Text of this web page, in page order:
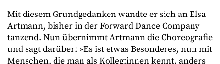
Mit diesem Grundgedanken wandte er sich an Elsa
Artmann, bisher in der Forward Dance Company
tanzend. Nun übernimmt Artmann die Choreografie
und sagt darüber: »Es ist etwas Besonderes, nun mit
Menschen, die man als Kolleg:innen kennt, anders